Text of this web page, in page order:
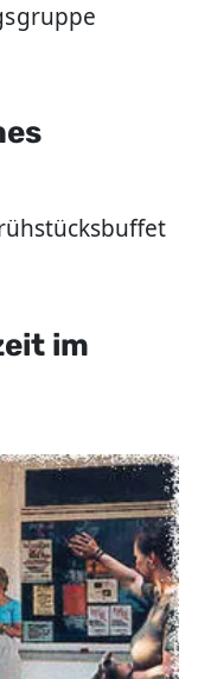
im